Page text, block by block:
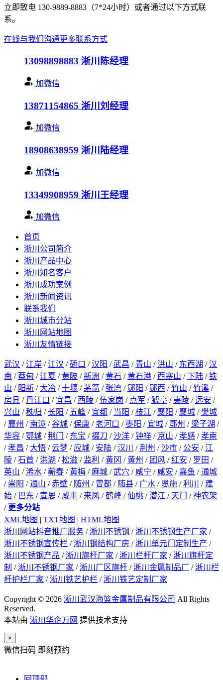
立即致电 130-9889-8883（7*24小时）或者通过以下方式联
系。
在线与我们沟通更多联系方式
13098898883 淅川陈经理
加微信
13871154865 淅川刘经理
加微信
18908638959 淅川陆经理
加微信
13349908959 淅川王经理
加微信
首页
淅川公司简介
淅川产品中心
淅川知名客户
淅川成功案例
淅川新闻资讯
联系我们
淅川城市分站
淅川网站地图
淅川友情链接
武汉 / 江岸 / 江汉 /硚口 /汉阳 /武昌 / 青山 / 洪山 / 东西湖 /汉
南 /蔡甸 / 江夏 /黄陂 /新洲 /黄石 /黄石港 / 西塞山 /下陆 /铁
山 / 阳新 / 大冶 /十堰 /茅箭 / 张湾 / 郧阳 / 郧西 /竹山 /竹溪 /
房县 /丹江口 / 宜昌 / 西陵 /伍家岗 / 点军 /猇亭 / 夷陵 /远安 /
兴山 /秭归 /长阳 / 五峰 / 宜都 / 当阳 /枝江 /襄阳 /襄城 /樊城
/襄州 / 南漳 /谷城 /保康 /老河口 /枣阳 / 宜城 /鄂州 / 梁子湖 /
华容 /鄂城 /荆门 / 东宝 /掇刀 /沙洋 /钟祥 / 京山 /孝感 /孝南
/孝昌 / 大悟 /云梦 / 应城 / 安陆 /汉川 /荆州 /沙市 / 公安 / 江
陵 /石首 / 洪湖 /松滋 / 监利 /黄冈 /黄州 / 团风 /红安 / 罗田 /
英山 /浠水 /蕲春 /黄梅 / 麻城 /武穴 / 咸宁 / 咸安 / 嘉鱼 /通城
/ 崇阳 /通山 /赤壁 / 随州 / 曾都 / 随县 / 广水 / 恩施 /利川 / 建
始 / 巴东 / 宣恩 / 咸丰 / 来凤 /鹤峰 /仙桃 /潜江 / 天门 /神农架
/ 更多分站
XML地图 | TXT地图 | HTML地图
淅川网站抖音推广服务 /淅川不锈钢 /淅川不锈钢生产厂家 /
淅川不锈钢宣传栏 /淅川钢结构厂房 /淅川单元门定制生产 /
淅川不锈钢产品 /淅川旗杆厂家 /淅川栏杆厂家 /淅川旗杆定
制 /淅川不锈钢厂家 /淅川厂区旗杆 /淅川金属制品厂 /淅川栏
杆护栏厂家 /淅川铁艺护栏 /淅川铁艺定制厂家
Copyright © 2026 淅川武汉海篮金属制品有限公司 All Rights
Reserved.
本站由 淅川华企万网 提供技术支持
×
微信扫码 即刻预约